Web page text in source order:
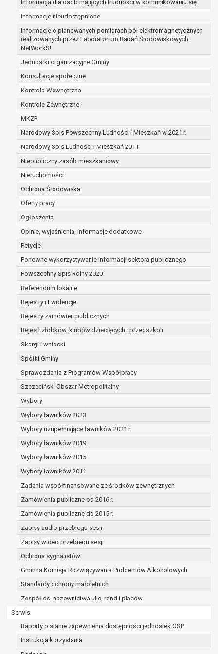
Informacja dla osób mających trudności w komunikowaniu się
Informacje nieudostępnione
Informacje o planowanych pomiarach pól elektromagnetycznych
realizowanych przez Laboratorium Badań Środowiskowych
NetWorkS!
Jednostki organizacyjne Gminy
Konsultacje społeczne
Kontrola Wewnętrzna
Kontrole Zewnętrzne
MKZP
Narodowy Spis Powszechny Ludności i Mieszkań w 2021 r.
Narodowy Spis Ludności i Mieszkań 2011
Niepubliczny zasób mieszkaniowy
Nieruchomości
Ochrona Środowiska
Oferty pracy
Ogłoszenia
Opinie, wyjaśnienia, informacje dodatkowe
Petycje
Ponowne wykorzystywanie informacji sektora publicznego
Powszechny Spis Rolny 2020
Referendum lokalne
Rejestry i Ewidencje
Rejestry zamówień publicznych
Rejestr żłobków, klubów dziecięcych i przedszkoli
Skargi i wnioski
Spółki Gminy
Sprawozdania z Programów Współpracy
Szczeciński Obszar Metropolitalny
Wybory
Wybory ławników 2023
Wybory uzupełniające ławników 2021 r.
Wybory ławników 2019
Wybory ławników 2015
Wybory ławników 2011
Zadania współfinansowane ze środków zewnętrznych
Zamówienia publiczne od 2016 r.
Zamówienia publiczne do 2015 r.
Zapisy audio przebiegu sesji
Zapisy wideo przebiegu sesji
Ochrona sygnalistów
Gminna Komisja Rozwiązywania Problemów Alkoholowych
Standardy ochrony małoletnich
Zespół ds. nazewnictwa ulic, rond i placów.
Serwis
Raporty o stanie zapewnienia dostępności jednostek OSP
Instrukcja korzystania
zawartej między beneficjentem a określoną instytucją,
trwałości danego projektu i konieczności zachowania
dokumentacji projektu do celów kontrolnych.
W związku z przetwarzaniem przez administratora
danych osobowych przysługuje Pani/Panu:
prawo dostępu do treści danych oraz
otrzymywania ich kopii na podstawie art. 15
RODO;
prawo do żądania sprostowania danych na
podstawie art. 16 RODO,
dane są nieprawidłowe lub niekompletne;
prawo do żądania usunięcia danych osobowych
(tzw. prawo do bycia zapomnianym) na
podstawie art. 17 RODO, w przypadku gdy:
dane nie są już niezbędne do celów, dla
których były zebrane lub w inny sposób
przetwarzane,
sprzeciw wobec przetwarzania danych
osobowych,
osoba, której dane dotyczą wycofała zgodę
jest podstawą przetwarzania danych i nie
ma innej podstawy prawnej przetwarzania
danych,
dane osobowe przetwarzane są
dane osobowe muszą być usunięte w celu
wywiązania się z obowiązku wynikającego
z przepisów prawa;
prawo do żądania ograniczenia przetwarzania
danych osobowych na podstawie art. 18 RODO, w
przypadku gdy:
osoba, której dane dotyczą kwestionuje
prawidłowość danych osobowych – na
okres pozwalający administratorowi
przetwarzanie danych jest niezgodne z
prawem, a osoba, której dane dotyczą,
sprzeciwia się usunięciu danych, żądając w
zamian ich ograniczenia,
administrator nie potrzebuje już danych dla
swoich celów, ale osoba, której dane
dotyczą, potrzebuje ich do ustalenia,
obrony lub dochodzenia roszczeń,
osoba, której dane dotyczą, wniosła
sprzeciw wobec przetwarzania danych - do
czasu ustalenia czy prawnie uzasadnione
podstawy po stronie administratora są
nadrzędne wobec podstawy sprzeciwu;
prawo do przenoszenia danych na podstawie art.
20 RODO, w przypadku gdy łącznie spełnione są
następujące przesłanki:
przetwarzanie danych odbywa się na
podstawie umowy zawartej z osobą, której
przetwarzanie odbywa się w sposób
zautomatyzowany;